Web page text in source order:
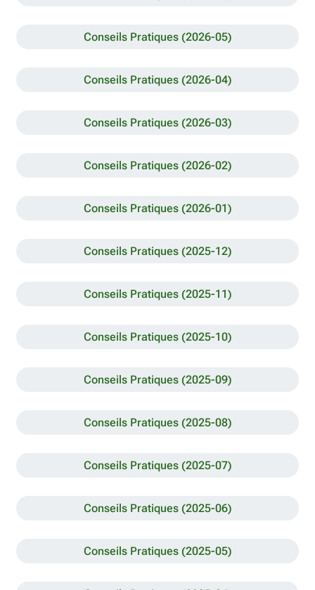
Conseils Pratiques (2026-05)
Conseils Pratiques (2026-04)
Conseils Pratiques (2026-03)
Conseils Pratiques (2026-02)
Conseils Pratiques (2026-01)
Conseils Pratiques (2025-12)
Conseils Pratiques (2025-11)
Conseils Pratiques (2025-10)
Conseils Pratiques (2025-09)
Conseils Pratiques (2025-08)
Conseils Pratiques (2025-07)
Conseils Pratiques (2025-06)
Conseils Pratiques (2025-05)